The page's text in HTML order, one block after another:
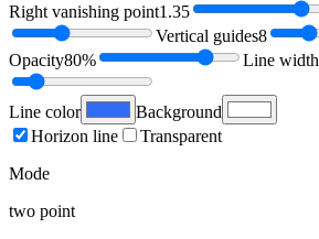
Right vanishing point1.35
Vertical guides8
Opacity80% Line width
Line color
Background
Horizon line
Transparent
Mode
two point